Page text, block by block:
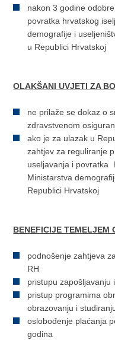
nakon 3 godine
povratka hrvatskog
demografije i
u Republici Hrvatskoj
OLAKŠANI UVJETI ZA
ne prilaže se dokaz o
zdravstvenom
ako je za ulazak u
zahtjev za reguliranje
useljavanja i povratka
Ministarstva
Republici Hrvatskoj
BENEFICIJE TEMELJEM
podnošenje zahtjeva
RH
pristupu zapošljavanju
pristup programima
obrazovanju i
oslobođenje plaćanja
godina